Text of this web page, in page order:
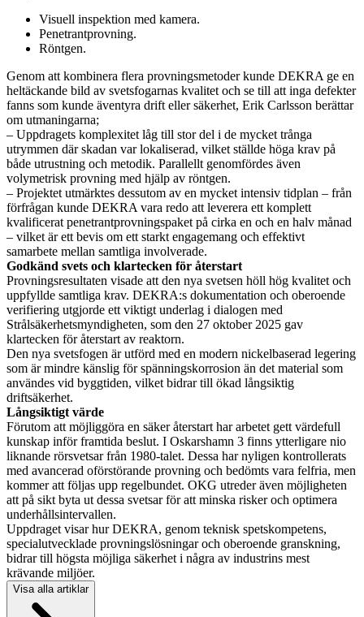
Visuell inspektion med kamera.
Penetrantprovning.
Röntgen.
Genom att kombinera flera provningsmetoder kunde DEKRA ge en
heltäckande bild av svetsfogarnas kvalitet och se till att inga defekter
fanns som kunde äventyra drift eller säkerhet, Erik Carlsson berättar
om utmaningarna;
– Uppdragets komplexitet låg till stor del i de mycket trånga
utrymmen där skadan var lokaliserad, vilket ställde höga krav på
både utrustning och metodik. Parallellt genomfördes även
volymetrisk provning med hjälp av röntgen.
– Projektet utmärktes dessutom av en mycket intensiv tidplan – från
förfrågan kunde DEKRA vara redo att leverera ett komplett
kvalificerat penetrantprovningspaket på cirka en och en halv månad
– vilket är ett bevis om ett starkt engagemang och effektivt
samarbete mellan samtliga involverade.
Godkänd svets och klartecken för återstart
Provningsresultaten visade att den nya svetsen höll hög kvalitet och
uppfyllde samtliga krav. DEKRA:s dokumentation och oberoende
verifiering utgjorde ett viktigt underlag i dialogen med
Strålsäkerhetsmyndigheten, som den 27 oktober 2025 gav
klartecken för återstart av reaktorn.
Den nya svetsfogen är utförd med en modern nickelbaserad legering
som är mindre känslig för spänningskorrosion än det material som
användes vid byggtiden, vilket bidrar till ökad långsiktig
driftsäkerhet.
Långsiktigt värde
Förutom att möjliggöra en säker återstart har arbetet gett värdefull
kunskap inför framtida beslut. I Oskarshamn 3 finns ytterligare nio
liknande rörsvetsar från 1980-talet. Dessa har nyligen kontrollerats
med avancerad oförstörande provning och bedömts vara felfria, men
kommer att följas upp regelbundet. OKG utreder även möjligheten
att på sikt byta ut dessa svetsar för att minska risker och optimera
underhållsintervallen.
Uppdraget visar hur DEKRA, genom teknisk spetskompetens,
specialutvecklade provningslösningar och oberoende granskning,
bidrar till högsta möjliga säkerhet i några av industrins mest
krävande miljöer.
Visa alla artiklar